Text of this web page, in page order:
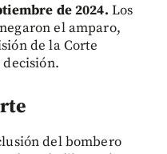
de 2024. Los
el amparo,
de la Corte
del bombero